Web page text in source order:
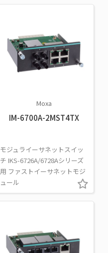
Moxa
IM-6700A-2MST4TX
モジュライーサネットスイッ
チ IKS-6726A/6728Aシリーズ
用 ファストイーサネットモジ
ュール